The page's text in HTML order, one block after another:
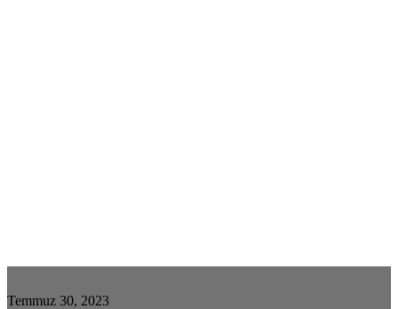
Temmuz 30, 2023